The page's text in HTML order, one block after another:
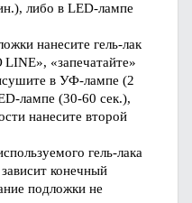
либо в LED-лампе
нанесите гель-лак
LINE», «запечатайте»
в УФ-лампе (2
лампе (30-60 сек.),
нанесите второй
гель-лака
конечный
подложки не